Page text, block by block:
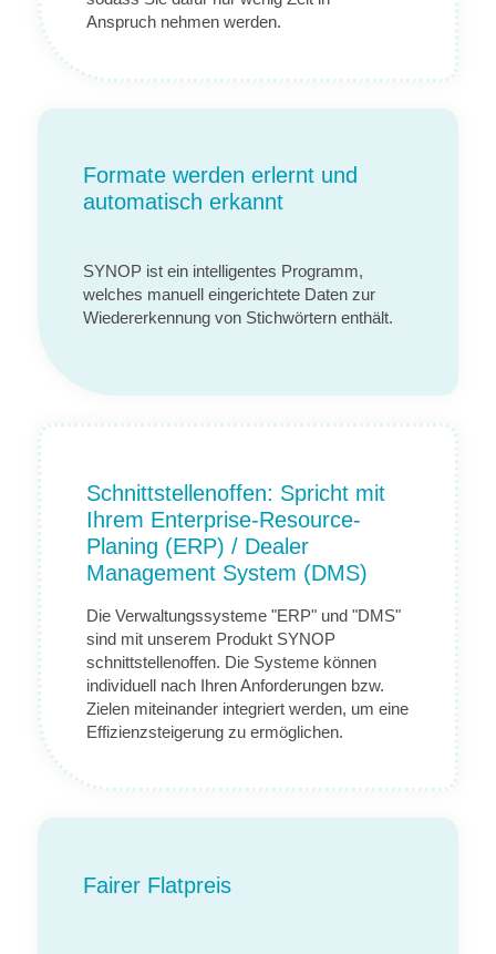
Anspruch nehmen werden.
Formate werden erlernt und
automatisch erkannt
SYNOP ist ein intelligentes Programm,
welches manuell eingerichtete Daten zur
Wiedererkennung von Stichwörtern enthält.
Schnittstellenoffen: Spricht mit
Ihrem Enterprise-Resource-
Planing (ERP) / Dealer
Management System (DMS)
Die Verwaltungssysteme "ERP" und "DMS"
sind mit unserem Produkt SYNOP
schnittstellenoffen. Die Systeme können
individuell nach Ihren Anforderungen bzw.
Zielen miteinander integriert werden, um eine
Effizienzsteigerung zu ermöglichen.
Fairer Flatpreis